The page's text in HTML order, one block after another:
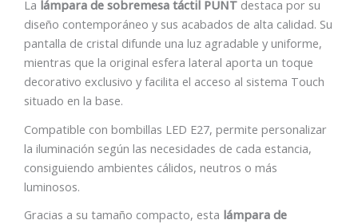
La lámpara de sobremesa táctil PUNT destaca por su
diseño contemporáneo y sus acabados de alta calidad. Su
pantalla de cristal difunde una luz agradable y uniforme,
mientras que la original esfera lateral aporta un toque
decorativo exclusivo y facilita el acceso al sistema Touch
situado en la base.
Compatible con bombillas LED E27, permite personalizar
la iluminación según las necesidades de cada estancia,
consiguiendo ambientes cálidos, neutros o más
luminosos.
Gracias a su tamaño compacto, esta lámpara de